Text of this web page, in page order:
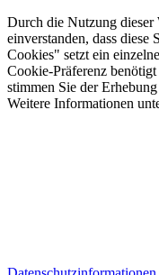
Durch die Nutzung dieser
einverstanden, dass
Cookies" setzt ein
Cookie-Präferenz
stimmen Sie der
Weitere Informationen